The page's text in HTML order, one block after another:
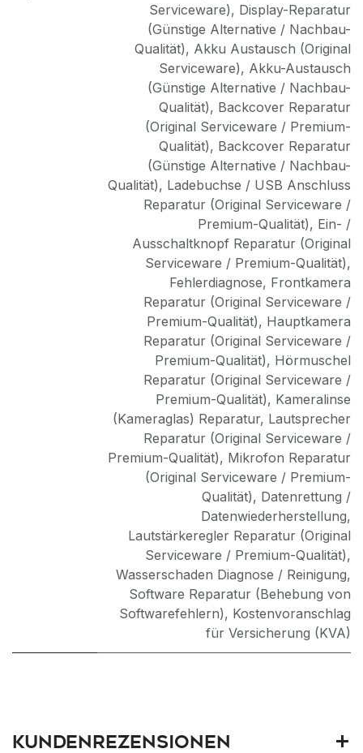
Serviceware), Display-Reparatur
(Günstige Alternative / Nachbau-
Qualität), Akku Austausch (Original
Serviceware), Akku-Austausch
(Günstige Alternative / Nachbau-
Qualität), Backcover Reparatur
(Original Serviceware / Premium-
Qualität), Backcover Reparatur
(Günstige Alternative / Nachbau-
Qualität), Ladebuchse / USB Anschluss
Reparatur (Original Serviceware /
Premium-Qualität), Ein- /
Ausschaltknopf Reparatur (Original
Serviceware / Premium-Qualität),
Fehlerdiagnose, Frontkamera
Reparatur (Original Serviceware /
Premium-Qualität), Hauptkamera
Reparatur (Original Serviceware /
Premium-Qualität), Hörmuschel
Reparatur (Original Serviceware /
Premium-Qualität), Kameralinse
(Kameraglas) Reparatur, Lautsprecher
Reparatur (Original Serviceware /
Premium-Qualität), Mikrofon Reparatur
(Original Serviceware / Premium-
Qualität), Datenrettung /
Datenwiederherstellung,
Lautstärkeregler Reparatur (Original
Serviceware / Premium-Qualität),
Wasserschaden Diagnose / Reinigung,
Software Reparatur (Behebung von
Softwarefehlern), Kostenvoranschlag
für Versicherung (KVA)
Kundenrezensionen